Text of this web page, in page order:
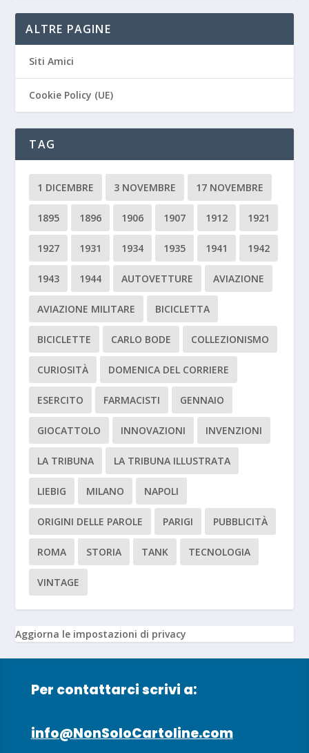
ALTRE PAGINE
Siti Amici
Cookie Policy (UE)
TAG
1 DICEMBRE 3 NOVEMBRE 17 NOVEMBRE
1895 1896 1906 1907 1912 1921
1927 1931 1934 1935 1941 1942
1943 1944 AUTOVETTURE AVIAZIONE
AVIAZIONE MILITARE BICICLETTA
BICICLETTE CARLO BODE COLLEZIONISMO
CURIOSITÀ DOMENICA DEL CORRIERE
ESERCITO FARMACISTI GENNAIO
GIOCATTOLO INNOVAZIONI INVENZIONI
LA TRIBUNA LA TRIBUNA ILLUSTRATA
LIEBIG MILANO NAPOLI
ORIGINI DELLE PAROLE PARIGI PUBBLICITÀ
ROMA STORIA TANK TECNOLOGIA
VINTAGE
Aggiorna le impostazioni di privacy
Per contattarci scrivi a:
info@NonSoloCartoline.com